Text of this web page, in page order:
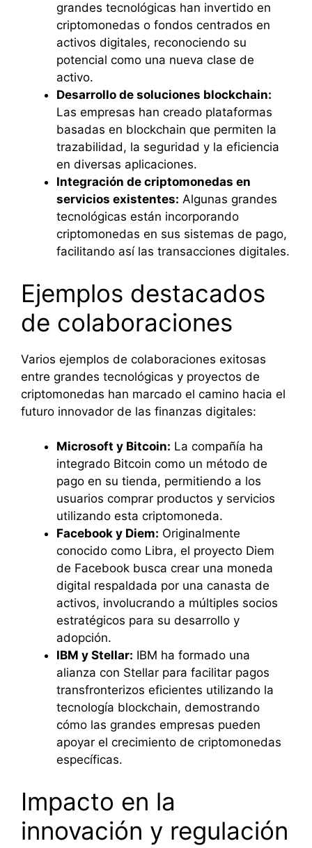
grandes tecnológicas han invertido en
criptomonedas o fondos centrados en
activos digitales, reconociendo su
potencial como una nueva clase de
activo.
Desarrollo de soluciones blockchain:
Las empresas han creado plataformas
basadas en blockchain que permiten la
trazabilidad, la seguridad y la eficiencia
en diversas aplicaciones.
Integración de criptomonedas en
servicios existentes: Algunas grandes
tecnológicas están incorporando
criptomonedas en sus sistemas de pago,
facilitando así las transacciones digitales.
Ejemplos destacados
de colaboraciones
Varios ejemplos de colaboraciones exitosas
entre grandes tecnológicas y proyectos de
criptomonedas han marcado el camino hacia el
futuro innovador de las finanzas digitales:
Microsoft y Bitcoin: La compañía ha
integrado Bitcoin como un método de
pago en su tienda, permitiendo a los
usuarios comprar productos y servicios
utilizando esta criptomoneda.
Facebook y Diem: Originalmente
conocido como Libra, el proyecto Diem
de Facebook busca crear una moneda
digital respaldada por una canasta de
activos, involucrando a múltiples socios
estratégicos para su desarrollo y
adopción.
IBM y Stellar: IBM ha formado una
alianza con Stellar para facilitar pagos
transfronterizos eficientes utilizando la
tecnología blockchain, demostrando
cómo las grandes empresas pueden
apoyar el crecimiento de criptomonedas
específicas.
Impacto en la
innovación y regulación